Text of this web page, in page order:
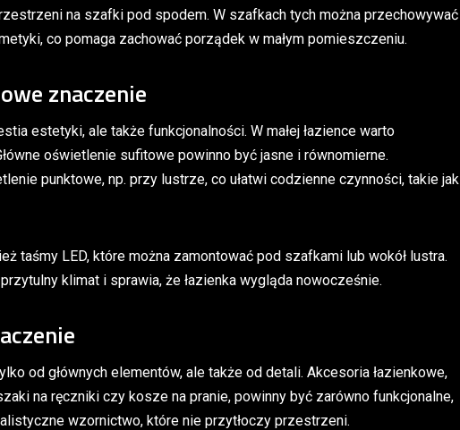
na szafki pod spodem. W szafkach tych można przechowywać
co pomaga zachować porządek w małym pomieszczeniu.
znaczenie
estetyki, ale także funkcjonalności. W małej łazience warto
oświetlenie sufitowe powinno być jasne i równomierne.
punktowe, np. przy lustrze, co ułatwi codzienne czynności, takie jak
taśmy LED, które można zamontować pod szafkami lub wokół lustra.
klimat i sprawia, że łazienka wygląda nowocześnie.
od głównych elementów, ale także od detali. Akcesoria łazienkowe,
na ręczniki czy kosze na pranie, powinny być zarówno funkcjonalne,
wzornictwo, które nie przytłoczy przestrzeni.